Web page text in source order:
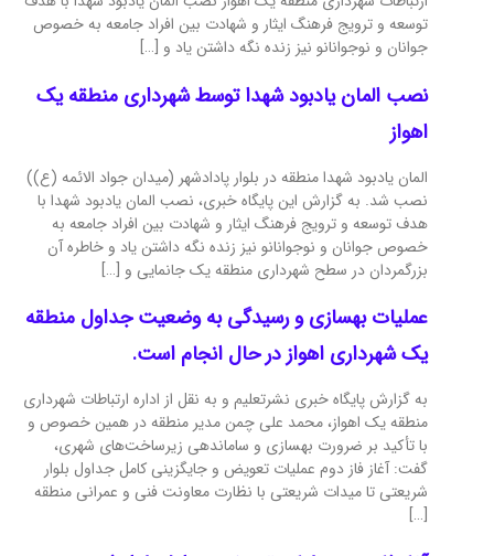
توسعه و ترویج فرهنگ ایثار و شهادت بین افراد جامعه به خصوص
جوانان و نوجوانانو نیز زنده نگه داشتن یاد و […]
نصب المان یادبود شهدا توسط شهرداری منطقه یک
اهواز
المان یادبود شهدا منطقه در بلوار پادادشهر (میدان جواد الائمه (ع))
نصب شد. به گزارش این پایگاه خبری، نصب المان یادبود شهدا با
هدف توسعه و ترویج فرهنگ ایثار و شهادت بین افراد جامعه به
خصوص جوانان و نوجوانانو نیز زنده نگه داشتن یاد و خاطره آن
بزرگمردان در سطح شهرداری منطقه یک جانمایی و […]
عملیات بهسازی و رسیدگی به وضعیت جداول منطقه
یک شهرداری اهواز در حال انجام است.
به گزارش پایگاه خبری نشرتعلیم و به نقل از اداره ارتباطات شهرداری
منطقه یک اهواز، محمد علی چمن مدیر منطقه در همین خصوص و
با تأکید بر ضرورت بهسازی و ساماندهی زیرساخت‌های شهری،
گفت: آغاز فاز دوم عملیات‌ تعویض و جایگزینی کامل جداول بلوار
شریعتی تا میدات شریعتی با نظارت معاونت فنی و عمرانی منطقه
[…]